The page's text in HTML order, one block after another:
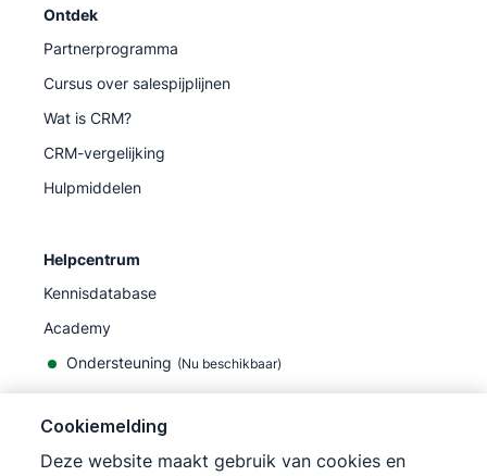
Ontdek
Partnerprogramma
Cursus over salespijplijnen
Wat is CRM?
CRM-vergelijking
Hulpmiddelen
Helpcentrum
Kennisdatabase
Academy
Ondersteuning (Nu beschikbaar)
Cookiemelding
Deze website maakt gebruik van cookies en